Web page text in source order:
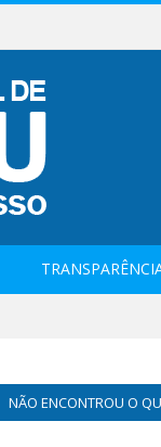
NÃO ENCONTROU O